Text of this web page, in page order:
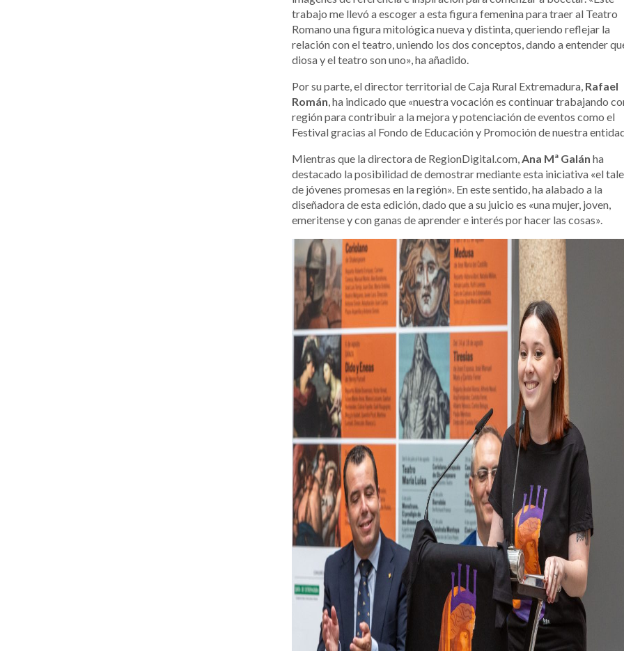
trabajo me llevó a escoger a esta figura femenina para traer al Teatro
Romano una figura mitológica nueva y distinta, queriendo reflejar la
relación con el teatro, uniendo los dos conceptos, dando a entender
diosa y el teatro son uno», ha añadido.
Por su parte, el director territorial de Caja Rural Extremadura, Rafael
Román , ha indicado que «nuestra vocación es continuar trabajando
región para contribuir a la mejora y potenciación de eventos como el
Festival gracias al Fondo de Educación y Promoción de nuestra
Mientras que la directora de RegionDigital.com, Ana Mª Galán ha
destacado la posibilidad de demostrar mediante esta iniciativa «el
de jóvenes promesas en la región». En este sentido, ha alabado a la
diseñadora de esta edición, dado que a su juicio es «una mujer, joven,
emeritense y con ganas de aprender e interés por hacer las cosas».